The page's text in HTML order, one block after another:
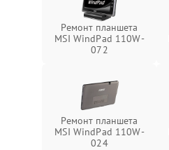
Ремонт планшета
MSI WindPad 110W-
072
Ремонт планшета
MSI WindPad 110W-
024